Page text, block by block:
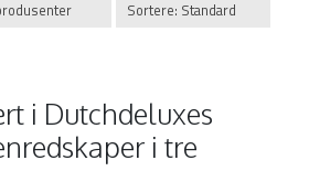
i Dutchdeluxes
i tre